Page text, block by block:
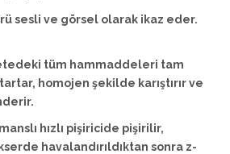
sesli ve görsel olarak ikaz eder.
tüm hammaddeleri tam
homojen şekilde karıştırır ve
hızlı pişiricide pişirilir,
havalandırıldıktan sonra z-